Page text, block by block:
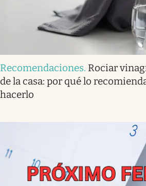
Recomendaciones. Rociar
de la casa: por qué lo
hacerlo